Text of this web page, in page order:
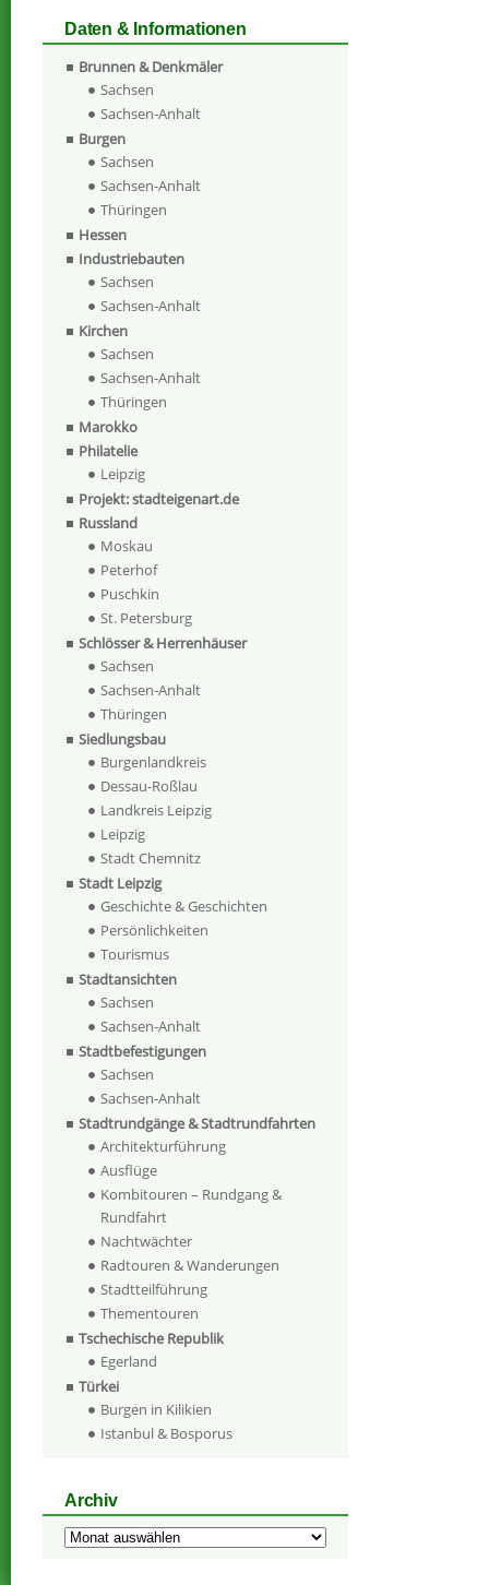
Daten & Informationen
Brunnen & Denkmäler
Sachsen
Sachsen-Anhalt
Burgen
Sachsen
Sachsen-Anhalt
Thüringen
Hessen
Industriebauten
Sachsen
Sachsen-Anhalt
Kirchen
Sachsen
Sachsen-Anhalt
Thüringen
Marokko
Philatelie
Leipzig
Projekt: stadteigenart.de
Russland
Moskau
Peterhof
Puschkin
St. Petersburg
Schlösser & Herrenhäuser
Sachsen
Sachsen-Anhalt
Thüringen
Siedlungsbau
Burgenlandkreis
Dessau-Roßlau
Landkreis Leipzig
Leipzig
Stadt Chemnitz
Stadt Leipzig
Geschichte & Geschichten
Persönlichkeiten
Tourismus
Stadtansichten
Sachsen
Sachsen-Anhalt
Stadtbefestigungen
Sachsen
Sachsen-Anhalt
Stadtrundgänge & Stadtrundfahrten
Architekturführung
Ausflüge
Kombitouren – Rundgang &
Rundfahrt
Nachtwächter
Radtouren & Wanderungen
Stadtteilführung
Thementouren
Tschechische Republik
Egerland
Türkei
Burgen in Kilikien
Istanbul & Bosporus
Archiv
Archiv